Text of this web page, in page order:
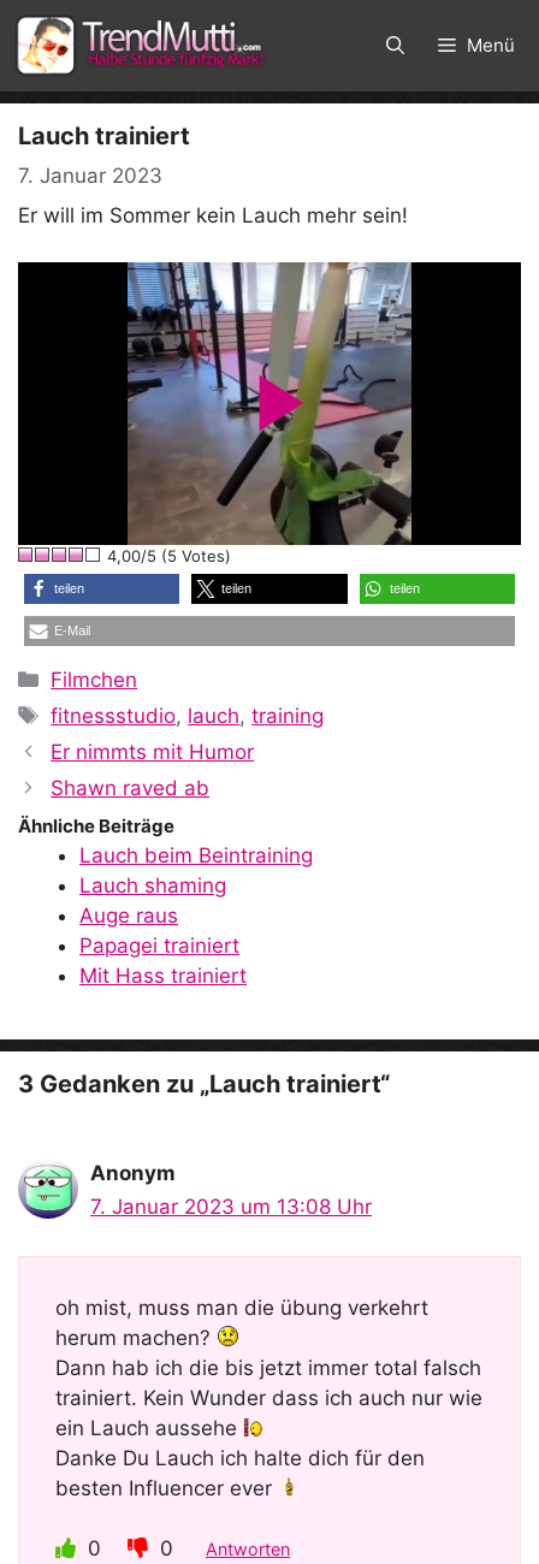
Zum
Inhalt
springen
Menü
Lauch trainiert
7. Januar 2023
Er will im Sommer kein Lauch mehr sein!
P
l
a
y
i
e
o
4,00/5 (5 Votes)
teilen teilen teilen
E-Mail
Kategorien
Filmchen
Schlagwörter
fitnessstudio, lauch,training
Er nimmts mit Humor
Shawn raved ab
Ähnliche Beiträge
Lauch beim Beintraining
Lauch shaming
Auge raus
Papagei trainiert
Mit Hass trainiert
3 Gedanken zu „Lauch trainiert“
Anonym
7. Januar 2023 um 13:08 Uhr
oh mist, muss man die übung verkehrt
herum machen?
Dann hab ich die bis jetzt immer total falsch
trainiert. Kein Wunder dass ich auch nur wie
ein Lauch aussehe
Danke Du Lauch ich halte dich für den
besten Influencer ever
0 0 Antworten